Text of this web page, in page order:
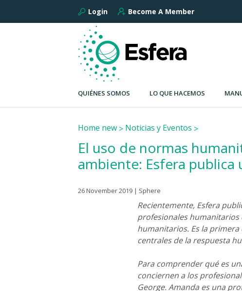
Login Become A Member
QUIÉNES SOMOS LO QUE HACEMOS
Home new Noticias y Eventos
El uso de normas
ambiente: Esfera publica
26 November 2019 | Sphere
Recientemente, Esfera
profesionales humanitarios
humanitarios. Es la
centrales de la respuesta
Para comprender qué es
conciernen a los
George. Amanda es una